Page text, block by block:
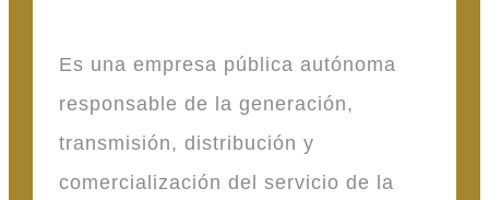
Es una empresa pública autónoma
responsable de la generación,
transmisión, distribución y
comercialización del servicio de la